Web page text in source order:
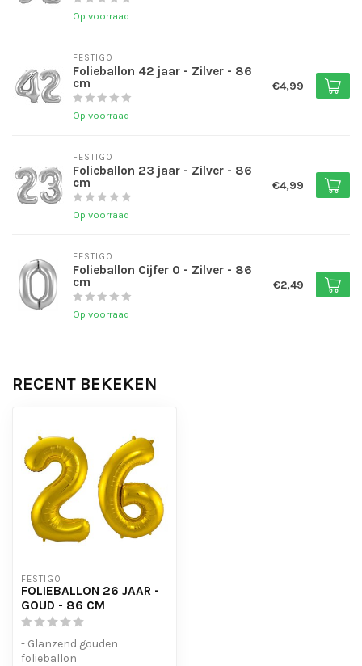
Op voorraad
FESTIGO
Folieballon 42 jaar - Zilver - 86
cm
Op voorraad
€4,99
FESTIGO
Folieballon 23 jaar - Zilver - 86
cm
Op voorraad
€4,99
FESTIGO
Folieballon Cijfer 0 - Zilver - 86
cm
Op voorraad
€2,49
RECENT BEKEKEN
FESTIGO
FOLIEBALLON 26 JAAR -
GOUD - 86 CM
- Glanzend gouden
folieballon